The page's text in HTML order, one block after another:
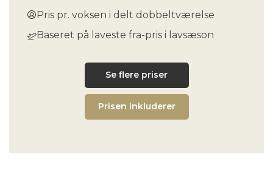
Pris pr. voksen i delt dobbeltværelse
Baseret på laveste fra-pris i lavsæson
Se flere priser
Prisen inkluderer